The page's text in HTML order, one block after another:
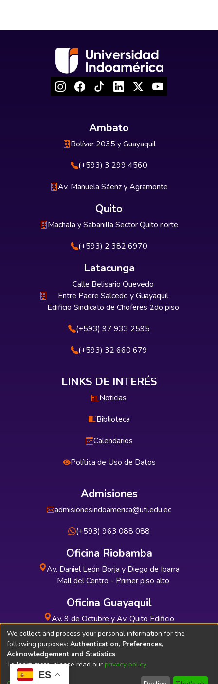
ES
Ambato
Bolívar 2035 y Guayaquil
(+593) 3 299 4560
Av. Manuela Sáenz y Agramonte
Quito
Machala y Sabanilla Sector Quito norte
(+593) 2 382 6970
Latacunga
Calle Belisario Quevedo
Entre Padre Salcedo y Guayaquil
Edificio Sindicato de Choferes 2do piso
(+593) 97 933 2595
(+593) 32 660 679
LINKS DE INTERÉS
Noticias
Biblioteca
Calendarios
Política de Uso de Datos
Admisiones
admisionesindoamerica@uti.edu.ec
(+593) 963 088 088
Oficina Riobamba
Av. Daniel León Borja y Diego de Ibarra
Mall del Centro - Primer piso alto
Oficina Guayaquil
Av. 9 de Octubre y Av. Quito Edificio
INDUAUTO - Planta baja
Soporte Técnico Bibliolatino.com
We collect and process your personal information for the
following purposes: Authentication, Preferences,
Acknowledgement and Statistics.
To learn more, please read our privacy policy.